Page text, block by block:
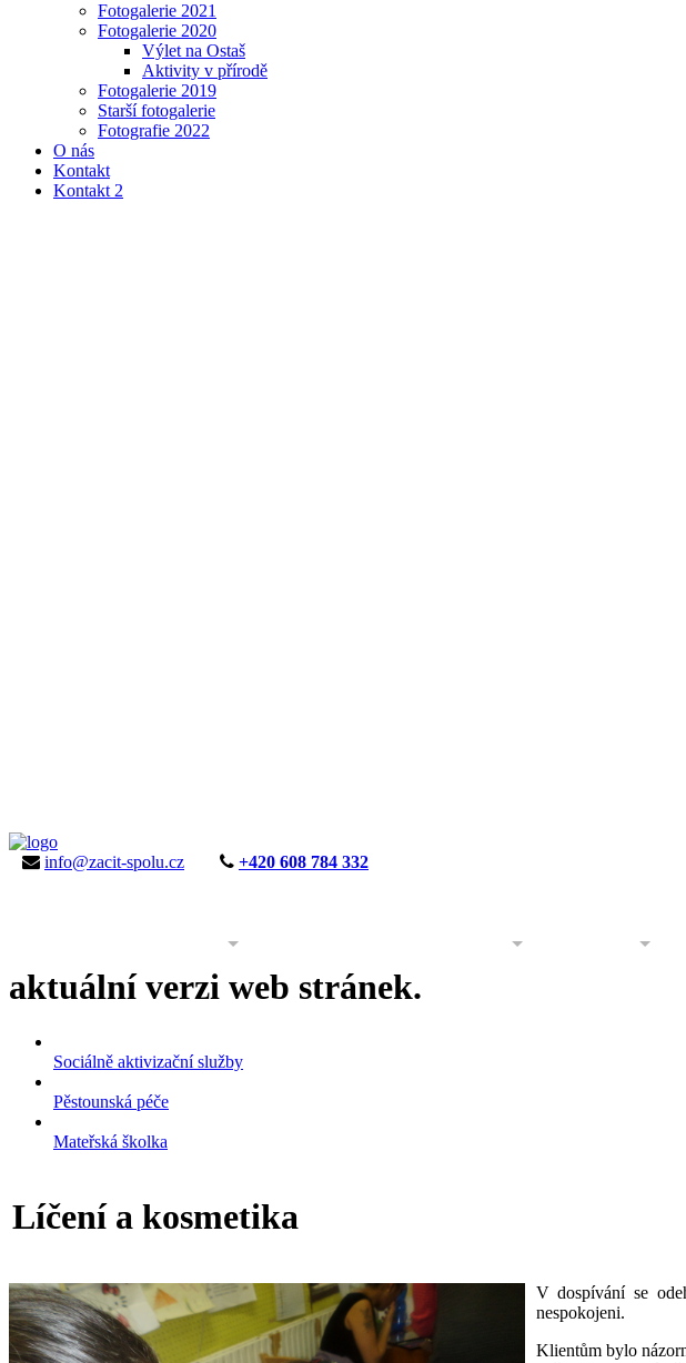
Fotogalerie 2021
Fotogalerie 2020
Výlet na Ostaš
Aktivity v přírodě
Fotogalerie 2019
Starší fotogalerie
Fotografie 2022
O nás
Kontakt
Kontakt 2
info@zacit-spolu.cz +420 608 784 332
aktuální verzi web stránek.
Sociálně aktivizační služby
Pěstounská péče
Mateřská školka
Líčení a kosmetika
V dospívání se
nespokojeni.
Klientům bylo